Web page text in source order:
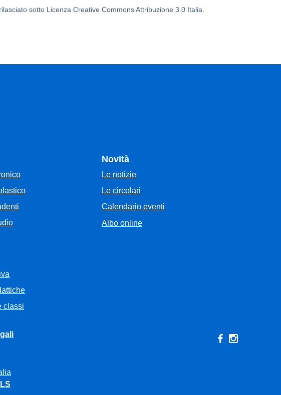
sotto Licenza Creative Commons Attribuzione 3.0 Italia.
classi
Novità
Le notizie
Le circolari
Calendario eventi
Albo online